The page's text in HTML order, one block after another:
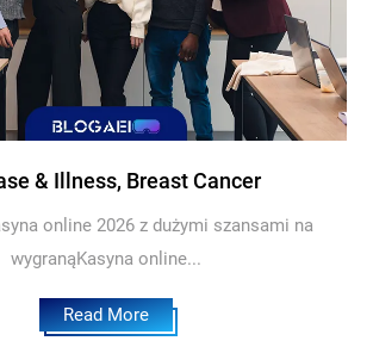
& Illness, Breast Cancer
online 2026 z dużymi szansami na
wygranąKasyna online...
Read More